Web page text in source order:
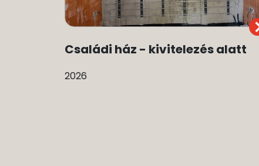
Családi ház - kivitelezés alatt
2026